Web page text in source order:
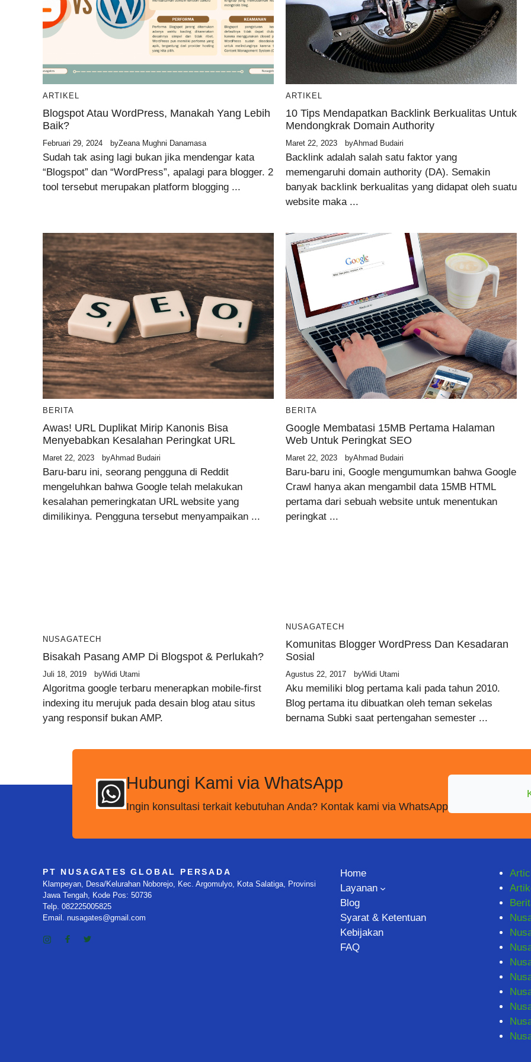
ARTIKEL
Blogspot Atau WordPress, Manakah Yang Lebih
Baik?
Februari 29, 2024 byZeana Mughni Danamasa
Sudah tak asing lagi bukan jika mendengar kata
“Blogspot” dan “WordPress”, apalagi para blogger. 2
tool tersebut merupakan platform blogging ...
ARTIKEL
10 Tips Mendapatkan Backlink Berkualitas Untuk
Mendongkrak Domain Authority
Maret 22, 2023 byAhmad Budairi
Backlink adalah salah satu faktor yang
memengaruhi domain authority (DA). Semakin
banyak backlink berkualitas yang didapat oleh suatu
website maka ...
BERITA
Awas! URL Duplikat Mirip Kanonis Bisa
Menyebabkan Kesalahan Peringkat URL
Maret 22, 2023 byAhmad Budairi
Baru-baru ini, seorang pengguna di Reddit
mengeluhkan bahwa Google telah melakukan
kesalahan pemeringkatan URL website yang
dimilikinya. Pengguna tersebut menyampaikan ...
BERITA
Google Membatasi 15MB Pertama Halaman
Web Untuk Peringkat SEO
Maret 22, 2023 byAhmad Budairi
Baru-baru ini, Google mengumumkan bahwa Google
Crawl hanya akan mengambil data 15MB HTML
pertama dari sebuah website untuk menentukan
peringkat ...
NUSAGATECH
Bisakah Pasang AMP Di Blogspot & Perlukah?
Juli 18, 2019 byWidi Utami
Algoritma google terbaru menerapkan mobile-first
indexing itu merujuk pada desain blog atau situs
yang responsif bukan AMP.
NUSAGATECH
Komunitas Blogger WordPress Dan Kesadaran
Sosial
Agustus 22, 2017 byWidi Utami
Aku memiliki blog pertama kali pada tahun 2010.
Blog pertama itu dibuatkan oleh teman sekelas
bernama Subki saat pertengahan semester ...
Hubungi Kami via WhatsApp
Ingin konsultasi terkait kebutuhan Anda? Kontak kami via WhatsApp
PT NUSAGATES GLOBAL PERSADA
Klampeyan, Desa/Kelurahan Noborejo, Kec. Argomulyo, Kota Salatiga, Provinsi
Jawa Tengah, Kode Pos: 50736
Telp. 082225005825
Email. nusagates@gmail.com
Home
Layanan
Blog
Syarat & Ketentuan
Kebijakan
FAQ